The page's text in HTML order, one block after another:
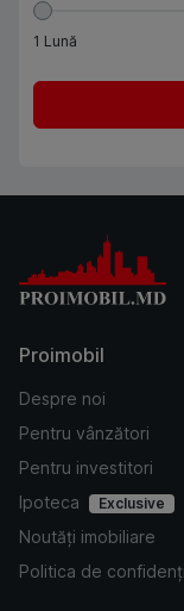
1 Lună
Proimobil
Despre noi
Pentru vânzători
Pentru investitori
Ipoteca
Exclusive
Noutăți imobiliare
Politica de